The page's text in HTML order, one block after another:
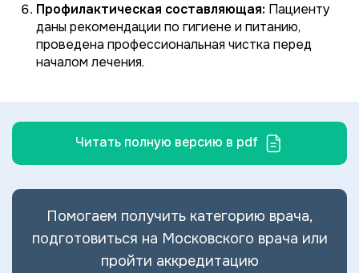
Профилактическая составляющая: Пациенту
даны рекомендации по гигиене и питанию,
проведена профессиональная чистка перед
началом лечения.
Читать полную версию в pdf
Помогаем получить категорию врача,
подготовиться на Московского врача или
пройти аккредитацию